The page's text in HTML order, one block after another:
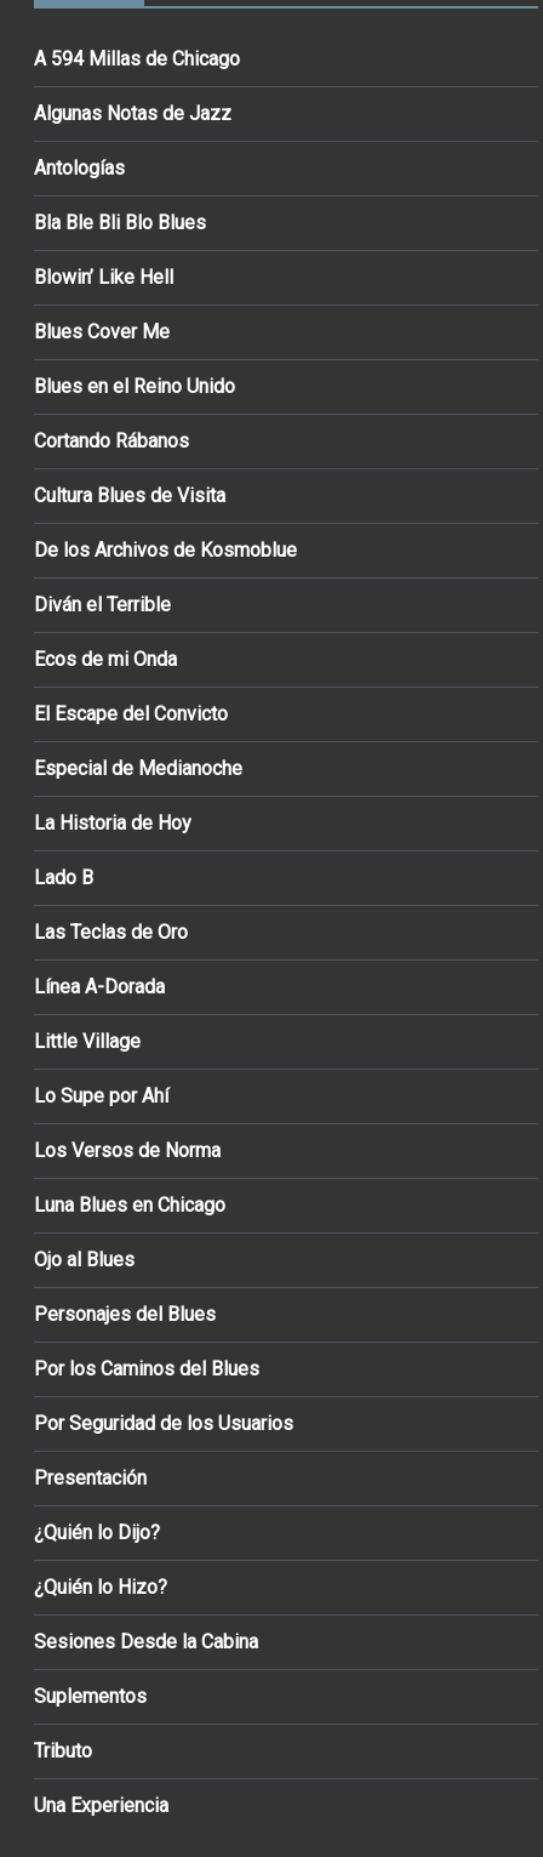
A 594 Millas de Chicago
Algunas Notas de Jazz
Antologías
Bla Ble Bli Blo Blues
Blowin’ Like Hell
Blues Cover Me
Blues en el Reino Unido
Cortando Rábanos
Cultura Blues de Visita
De los Archivos de Kosmoblue
Diván el Terrible
Ecos de mi Onda
El Escape del Convicto
Especial de Medianoche
La Historia de Hoy
Lado B
Las Teclas de Oro
Línea A-Dorada
Little Village
Lo Supe por Ahí
Los Versos de Norma
Luna Blues en Chicago
Ojo al Blues
Personajes del Blues
Por los Caminos del Blues
Por Seguridad de los Usuarios
Presentación
¿Quién lo Dijo?
¿Quién lo Hizo?
Sesiones Desde la Cabina
Suplementos
Tributo
Una Experiencia